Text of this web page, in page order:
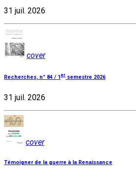
31 juil. 2026
cover
Recherches, n° 84 / 1er semestre 2026
31 juil. 2026
cover
Témoigner de la guerre à la Renaissance